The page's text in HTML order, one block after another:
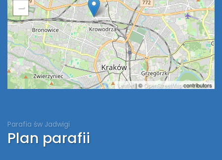
−
Leaflet| © OpenStreetMapcontributors
Parafia św Jadwigi
Plan parafii